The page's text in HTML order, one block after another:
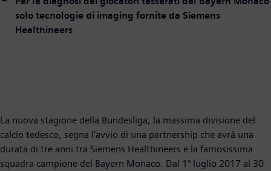
solo tecnologie di imaging fornite da Siemens
Healthineers
La nuova stagione della Bundesliga, la massima divisione del
calcio tedesco, segna l’avvio di una partnership che avrà una
durata di tre anni tra Siemens Healthineers e la famosissima
squadra campione del Bayern Monaco. Dal 1° luglio 2017 al 30